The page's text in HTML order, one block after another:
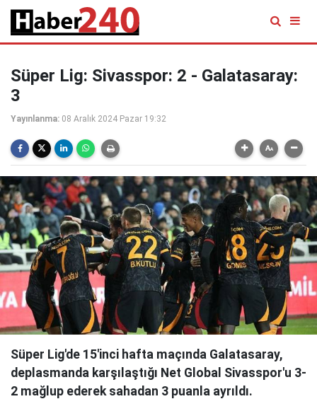
Süper Lig: Sivasspor: 2 - Galatasaray:
3
Yayınlanma: 08 Aralık 2024 Pazar 19:32
Süper Lig'de 15'inci hafta maçında Galatasaray,
deplasmanda karşılaştığı Net Global Sivasspor'u 3-
2 mağlup ederek sahadan 3 puanla ayrıldı.